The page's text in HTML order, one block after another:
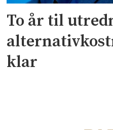
To år til
klar